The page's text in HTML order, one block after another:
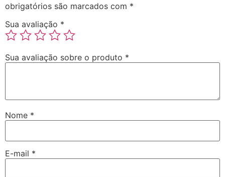
obrigatórios são marcados com *
Sua avaliação *
Sua avaliação sobre o produto *
Nome *
E-mail *